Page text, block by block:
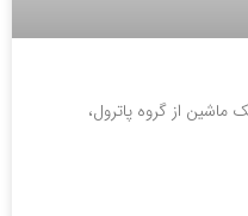
از گروه پاترول،